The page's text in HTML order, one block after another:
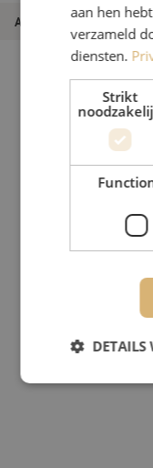
Artikelnummer
aan hen
verzameld
diensten.
Strikt
DETAILS